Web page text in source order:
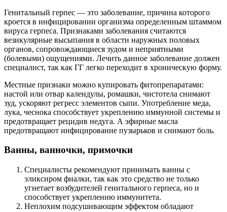
Генитальный герпес — это заболевание, причина которого
кроется в инфицировании организма определенным штаммом
вируса герпеса. Признаками заболевания считаются
везикулярные высыпания в области наружных половых
органов, сопровождающиеся зудом и неприятными
(болевыми) ощущениями. Лечить данное заболевание должен
специалист, так как ГГ легко переходит в хроническую форму.
Местные признаки можно купировать фитопрепаратами:
настой или отвар календулы, ромашки, чистотела снимают
зуд, ускоряют регресс элементов сыпи. Употребление меда,
лука, чеснока способствует укреплению иммунной системы и
предотвращает рецидив недуга. А эфирные масла
предотвращают инфицирование пузырьков и снимают боль.
Ванны, ванночки, примочки
Специалисты рекомендуют принимать ванны с
эликсиром фиалки, так как это средство не только
угнетает возбудителей генитального герпеса, но и
способствует укреплению иммунитета.
Неплохим подсушивающим эффектом обладают